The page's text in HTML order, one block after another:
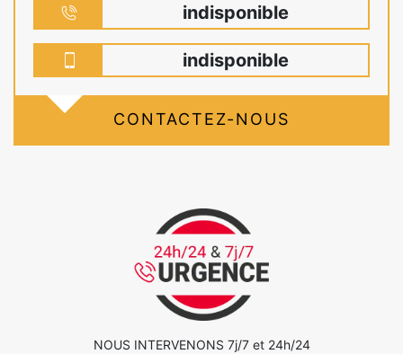
indisponible
indisponible
CONTACTEZ-NOUS
NOUS INTERVENONS 7j/7 et 24h/24